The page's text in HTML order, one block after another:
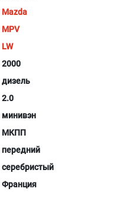
Mazda
MPV
LW
2000
дизель
2.0
минивэн
МКПП
передний
серебристый
Франция